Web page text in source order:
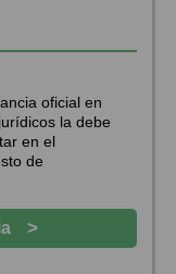
oficial en
la debe
en el
de
>